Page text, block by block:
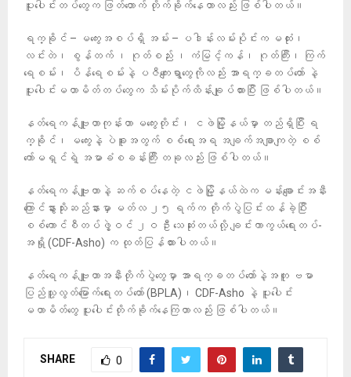
ပူးပေါင်းတပ်တွေက ဖြတ်တောက် တိုက်ခိုက်နေတာလည်း ဖြစ်ပါတယ်။
ရက္ခိုင် – မကွေးအစပ်ရှိ အမ်း – ပဒါန်းလမ်းပိုင်းက မထုံး၊
လင်းတဲ၊ စွန်တက် ၊ ဂုတ်စည်း ၊ ကံမြင့်ကန်၊ ဂုတ်ကြီး၊ ကြက်
ရေစမ်း၊ ပိန်ရေစမ်းနဲ့ ပဇီကျေးရွာတွေကိုလည်း အာရက္ခတပ်တော် နဲ့
ပူးပေါင်းမဟာမိတ်တပ်တွေက သိမ်းပိုက်ထိန်းချုပ်ထားပြီး ဖြစ်ပါတယ်။
နတ်ရေကန်ဗျူဟာကုန်းဟာ မကွေးတိုင်း၊ ငဖဲမြို့နယ်မှာ တည်ရှိပြီး ရ
က္ခိုင်၊ မကွေးနဲ့ ပဲခူးအတွက် စစ်ရေးအရ အချက်အချာကျတဲ့ စစ်
ကော်မရှင်ရဲ့ အမာခံစခန်းကြီး တခုလည်း ဖြစ်ပါတယ်။
နတ်ရေကန်ဗျူဟာနဲ့ ဆက်စပ်နေတဲ့ ငဖဲမြို့နယ်ထဲက မန်းချောင်းအနီး
ကြောင်နွားသိုးဆည်နားမှာ မတ်လ ၂၅ ရက်က တိုက်ပွဲပြင်းထန်ခဲ့ပြီး
စစ်ကောင်စီတပ်ဖွဲ့ဝင် ၂ဝ ဦး သေဆုံးတယ်လို့ ချင်းကာကွယ်ရေးတပ်-
အရှို (CDF-Asho) က ထုတ်ပြန်ထားပါတယ်။
နတ်ရေကန်ဗျူဟာအနီးတိုက်ပွဲတွေမှာ အာရက္ခတပ်တော်နဲ့အတူ ဗမာ
ပြည်သူ့လွတ်မြောက်ရေးတပ်တော် (BPLA)၊ CDF-Asho နဲ့ ပူးပေါင်း
မဟာမိတ်တွေ ပူးပေါင်းတိုက်ခိုက်နေကြတာလည်း ဖြစ်ပါတယ်။
SHARE 0